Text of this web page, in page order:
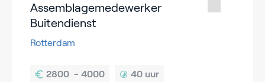
Assemblagemedewerker
Buitendienst
Rotterdam
40 uur